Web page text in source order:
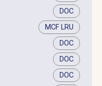
DOC
MCF LRU
DOC
DOC
DOC